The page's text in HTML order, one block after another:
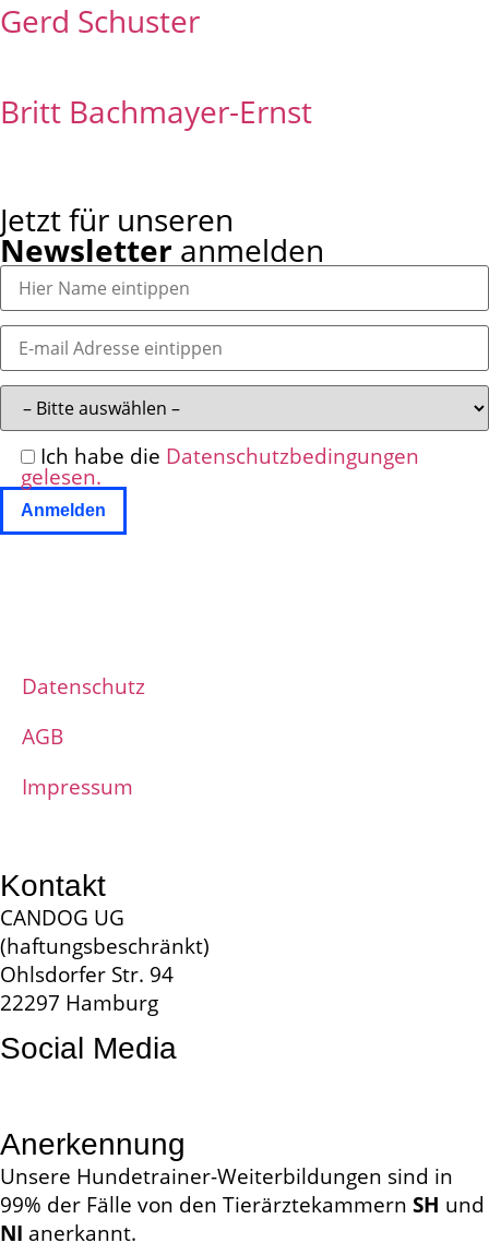
Gerd Schuster
Britt Bachmayer-Ernst
Jetzt für unseren
Newsletter anmelden
Ich habe die Datenschutzbedingungen
gelesen.
Datenschutz
AGB
Impressum
Kontakt
CANDOG UG
(haftungsbeschränkt)
Ohlsdorfer Str. 94
22297 Hamburg
Social Media
Anerkennung
Unsere Hundetrainer-Weiterbildungen sind in
99% der Fälle von den Tierärztekammern SH und
NI anerkannt.